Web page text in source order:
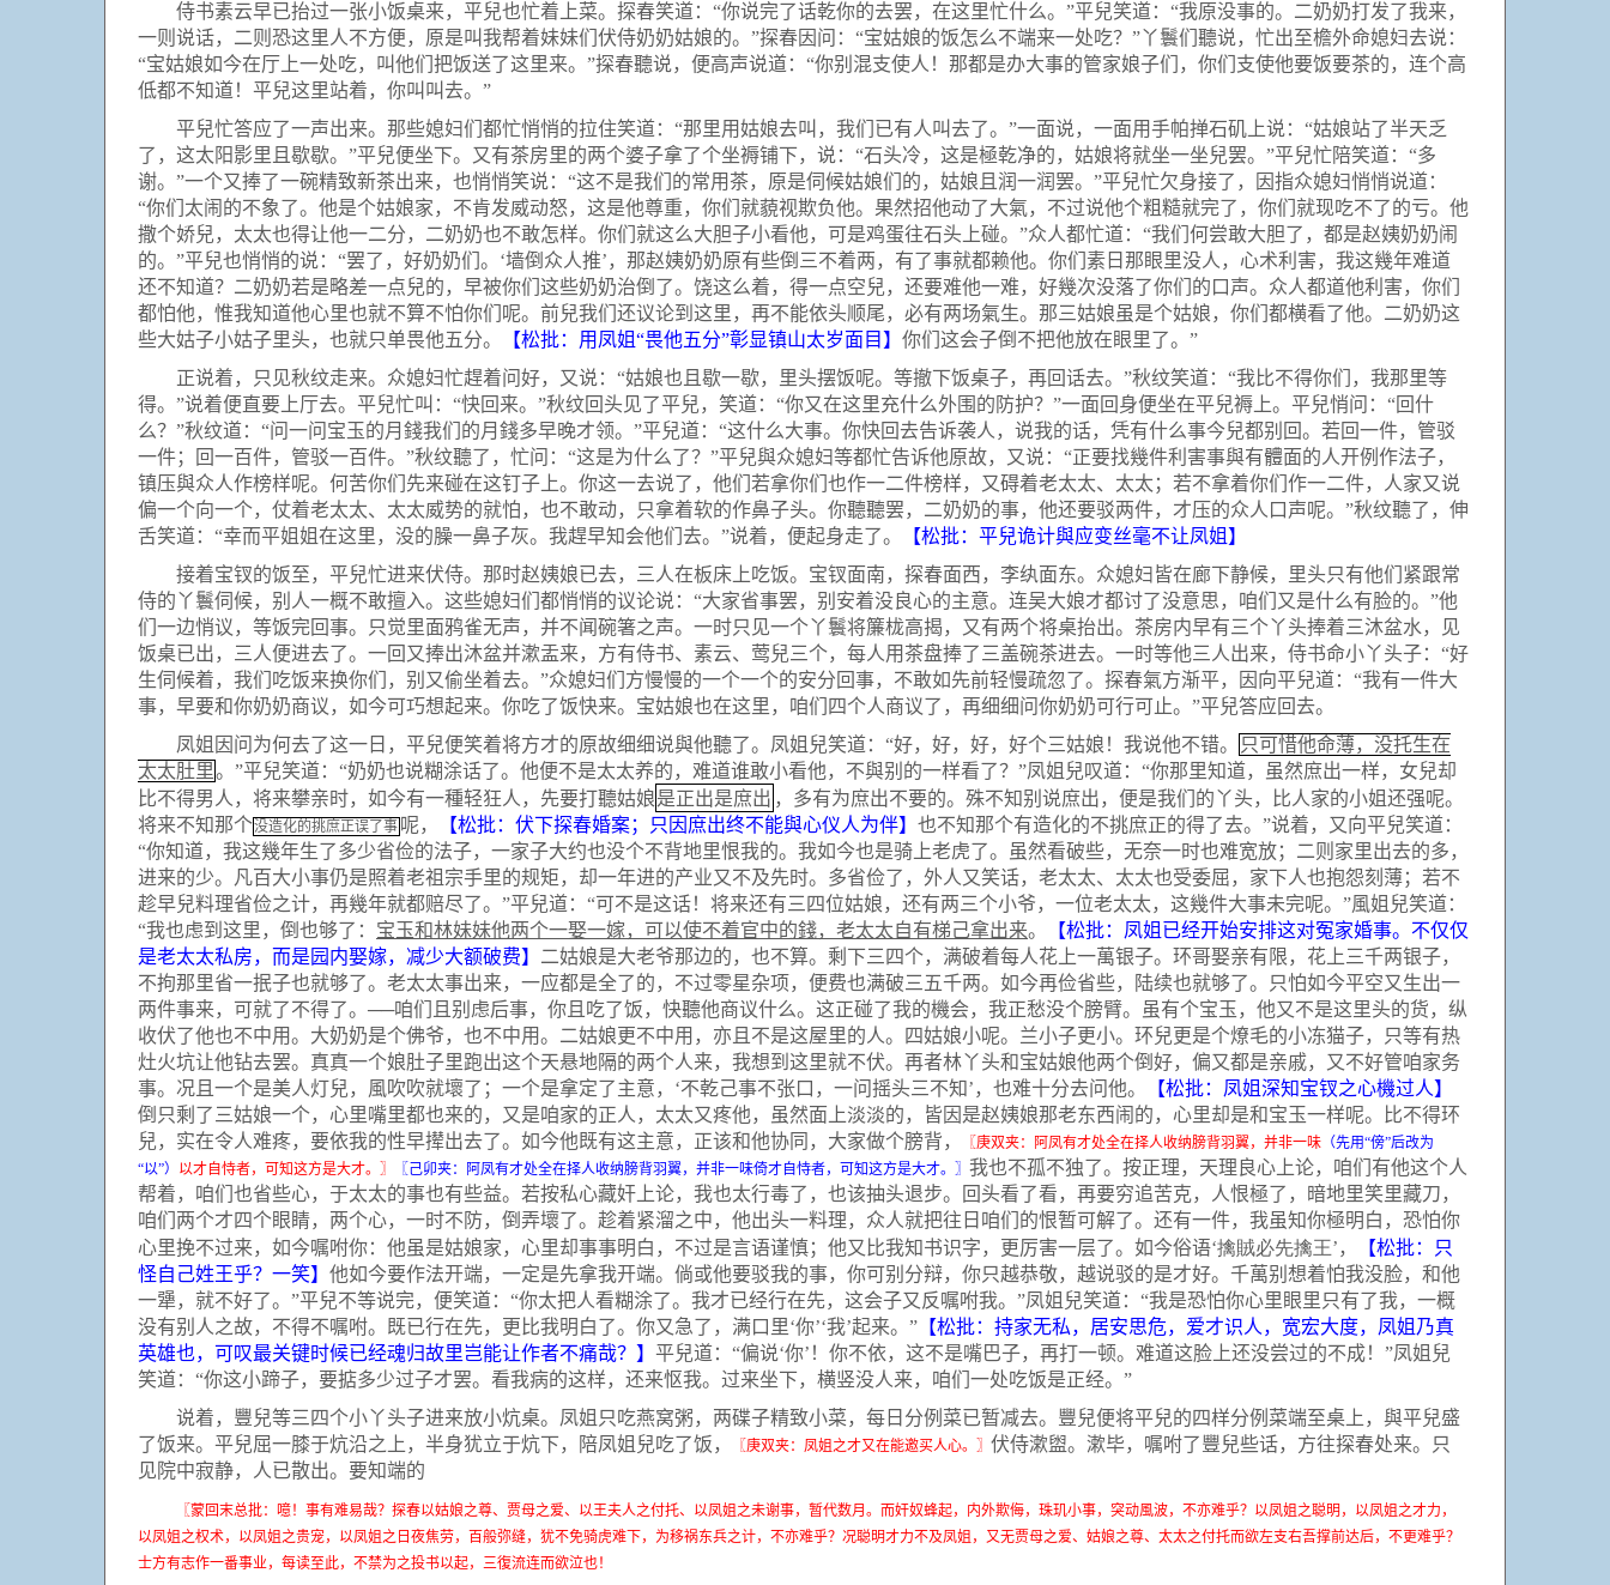
侍书素云早已抬过一张小饭桌来，平兒也忙着上菜。探春笑道：“你说完了话乾你的去罢，在这里忙什么。”平兒笑道：“我原没事的。二奶奶打发了我来，
一则说话，二则恐这里人不方便，原是叫我帮着妹妹们伏侍奶奶姑娘的。”探春因问：“宝姑娘的饭怎么不端来一处吃？”丫鬟们聽说，忙出至檐外命媳妇去说：
“宝姑娘如今在厅上一处吃，叫他们把饭送了这里来。”探春聽说，便高声说道：“你别混支使人！那都是办大事的管家娘子们，你们支使他要饭要茶的，连个高
低都不知道！平兒这里站着，你叫叫去。”
平兒忙答应了一声出来。那些媳妇们都忙悄悄的拉住笑道：“那里用姑娘去叫，我们已有人叫去了。”一面说，一面用手帕掸石矶上说：“姑娘站了半天乏
了，这太阳影里且歇歇。”平兒便坐下。又有茶房里的两个婆子拿了个坐褥铺下，说：“石头冷，这是極乾净的，姑娘将就坐一坐兒罢。”平兒忙陪笑道：“多
谢。”一个又捧了一碗精致新茶出来，也悄悄笑说：“这不是我们的常用茶，原是伺候姑娘们的，姑娘且润一润罢。”平兒忙欠身接了，因指众媳妇悄悄说道：
“你们太闹的不象了。他是个姑娘家，不肯发威动怒，这是他尊重，你们就藐视欺负他。果然招他动了大氣，不过说他个粗糙就完了，你们就现吃不了的亏。他
撒个娇兒，太太也得让他一二分，二奶奶也不敢怎样。你们就这么大胆子小看他，可是鸡蛋往石头上碰。”众人都忙道：“我们何尝敢大胆了，都是赵姨奶奶闹
的。”平兒也悄悄的说：“罢了，好奶奶们。‘墙倒众人推’，那赵姨奶奶原有些倒三不着两，有了事就都赖他。你们素日那眼里没人，心术利害，我这幾年难道
还不知道？二奶奶若是略差一点兒的，早被你们这些奶奶治倒了。饶这么着，得一点空兒，还要难他一难，好幾次没落了你们的口声。众人都道他利害，你们
都怕他，惟我知道他心里也就不算不怕你们呢。前兒我们还议论到这里，再不能依头顺尾，必有两场氣生。那三姑娘虽是个姑娘，你们都横看了他。二奶奶这
些大姑子小姑子里头，也就只单畏他五分。
【松批：用凤姐“畏他五分”彰显镇山太岁面目】 你们这会子倒不把他放在眼里了。”
正说着，只见秋纹走来。众媳妇忙趕着问好，又说：“姑娘也且歇一歇，里头摆饭呢。等撤下饭桌子，再回话去。”秋纹笑道：“我比不得你们，我那里等
得。”说着便直要上厅去。平兒忙叫：“快回来。”秋纹回头见了平兒，笑道：“你又在这里充什么外围的防护？”一面回身便坐在平兒褥上。平兒悄问：“回什
么？”秋纹道：“问一问宝玉的月錢我们的月錢多早晚才领。”平兒道：“这什么大事。你快回去告诉袭人，说我的话，凭有什么事今兒都别回。若回一件，管驳
一件；回一百件，管驳一百件。”秋纹聽了，忙问：“这是为什么了？”平兒與众媳妇等都忙告诉他原故，又说：“正要找幾件利害事與有體面的人开例作法子，
镇压與众人作榜样呢。何苦你们先来碰在这钉子上。你这一去说了，他们若拿你们也作一二件榜样，又碍着老太太、太太；若不拿着你们作一二件，人家又说
偏一个向一个，仗着老太太、太太威势的就怕，也不敢动，只拿着软的作鼻子头。你聽聽罢，二奶奶的事，他还要驳两件，才压的众人口声呢。”秋纹聽了，伸
舌笑道：“幸而平姐姐在这里，没的臊一鼻子灰。我趕早知会他们去。”说着，便起身走了。
【松批：平兒诡计與应变丝毫不让凤姐】
接着宝钗的饭至，平兒忙进来伏侍。那时赵姨娘已去，三人在板床上吃饭。宝钗面南，探春面西，李纨面东。众媳妇皆在廊下静候，里头只有他们紧跟常
侍的丫鬟伺候，别人一概不敢擅入。这些媳妇们都悄悄的议论说：“大家省事罢，别安着没良心的主意。连吴大娘才都讨了没意思，咱们又是什么有脸的。”他
们一边悄议，等饭完回事。只觉里面鸦雀无声，并不闻碗箸之声。一时只见一个丫鬟将簾栊高揭，又有两个将桌抬出。茶房内早有三个丫头捧着三沐盆水，见
饭桌已出，三人便进去了。一回又捧出沐盆并漱盂来，方有侍书、素云、莺兒三个，每人用茶盘捧了三盖碗茶进去。一时等他三人出来，侍书命小丫头子：“好
生伺候着，我们吃饭来换你们，别又偷坐着去。”众媳妇们方慢慢的一个一个的安分回事，不敢如先前轻慢疏忽了。探春氣方渐平，因向平兒道：“我有一件大
事，早要和你奶奶商议，如今可巧想起来。你吃了饭快来。宝姑娘也在这里，咱们四个人商议了，再细细问你奶奶可行可止。”平兒答应回去。
凤姐因问为何去了这一日，平兒便笑着将方才的原故细细说與他聽了。凤姐兒笑道：“好，好，好，好个三姑娘！我说他不错。
只可惜他命薄，没托生在
太太肚里。”平兒笑道：“奶奶也说糊涂话了。他便不是太太养的，难道谁敢小看他，不與别的一样看了？”凤姐兒叹道：“你那里知道，虽然庶出一样，女兒却
比不得男人，将来攀亲时，如今有一種轻狂人，先要打聽姑娘是正出是庶出 ，多有为庶出不要的。殊不知别说庶出，便是我们的丫头，比人家的小姐还强呢。
将来不知那个没造化的挑庶正误了事 呢， 【松批：伏下探春婚案；只因庶出终不能與心仪人为伴】 也不知那个有造化的不挑庶正的得了去。”说着，又向平兒笑道：
“你知道，我这幾年生了多少省俭的法子，一家子大约也没个不背地里恨我的。我如今也是骑上老虎了。虽然看破些，无奈一时也难宽放；二则家里出去的多，
进来的少。凡百大小事仍是照着老祖宗手里的规矩，却一年进的产业又不及先时。多省俭了，外人又笑话，老太太、太太也受委屈，家下人也抱怨刻薄；若不
趁早兒料理省俭之计，再幾年就都赔尽了。”平兒道：“可不是这话！将来还有三四位姑娘，还有两三个小爷，一位老太太，这幾件大事未完呢。”風姐兒笑道：
“我也虑到这里，倒也够了： 宝玉和林妹妹他两个一娶一嫁，可以使不着官中的錢，老太太自有梯己拿出来。
【松批：凤姐已经开始安排这对冤家婚事。不仅仅
是老太太私房，而是园内娶嫁，减少大额破费】 二姑娘是大老爷那边的，也不算。剩下三四个，满破着每人花上一萬银子。环哥娶亲有限，花上三千两银子，
不拘那里省一抿子也就够了。老太太事出来，一应都是全了的，不过零星杂项，便费也满破三五千两。如今再俭省些，陆续也就够了。只怕如今平空又生出一
两件事来，可就了不得了。──咱们且别虑后事，你且吃了饭，快聽他商议什么。这正碰了我的機会，我正愁没个膀臂。虽有个宝玉，他又不是这里头的货，纵
收伏了他也不中用。大奶奶是个佛爷，也不中用。二姑娘更不中用，亦且不是这屋里的人。四姑娘小呢。兰小子更小。环兒更是个燎毛的小冻猫子，只等有热
灶火坑让他钻去罢。真真一个娘肚子里跑出这个天悬地隔的两个人来，我想到这里就不伏。再者林丫头和宝姑娘他两个倒好，偏又都是亲戚，又不好管咱家务
事。况且一个是美人灯兒，風吹吹就壞了；一个是拿定了主意，‘不乾己事不张口，一问摇头三不知’，也难十分去问他。
【松批：凤姐深知宝钗之心機过人】
倒只剩了三姑娘一个，心里嘴里都也来的，又是咱家的正人，太太又疼他，虽然面上淡淡的，皆因是赵姨娘那老东西闹的，心里却是和宝玉一样呢。比不得环
兒，实在令人难疼，要依我的性早撵出去了。如今他既有这主意，正该和他协同，大家做个膀背，
〖庚双夹：阿凤有才处全在择人收纳膀背羽翼，并非一味 （先用“傍”后改为
“以”） 以才自恃者，可知这方是大才。〗 〖己卯夹：阿凤有才处全在择人收纳膀背羽翼，并非一味倚才自恃者，可知这方是大才。〗 我也不孤不独了。按正理，天理良心上论，咱们有他这个人
帮着，咱们也省些心，于太太的事也有些益。若按私心藏奸上论，我也太行毒了，也该抽头退步。回头看了看，再要穷追苦克，人恨極了，暗地里笑里藏刀，
咱们两个才四个眼睛，两个心，一时不防，倒弄壞了。趁着紧溜之中，他出头一料理，众人就把往日咱们的恨暂可解了。还有一件，我虽知你極明白，恐怕你
心里挽不过来，如今嘱咐你：他虽是姑娘家，心里却事事明白，不过是言语谨慎；他又比我知书识字，更厉害一层了。如今俗语‘擒賊必先擒王’，
【松批：只
怪自己姓王乎？一笑】 他如今要作法开端，一定是先拿我开端。倘或他要驳我的事，你可别分辩，你只越恭敬，越说驳的是才好。千萬别想着怕我没脸，和他
一犟，就不好了。”平兒不等说完，便笑道：“你太把人看糊涂了。我才已经行在先，这会子又反嘱咐我。”凤姐兒笑道：“我是恐怕你心里眼里只有了我，一概
没有别人之故，不得不嘱咐。既已行在先，更比我明白了。你又急了，满口里‘你’‘我’起来。” 【松批：持家无私，居安思危，爱才识人，宽宏大度，凤姐乃真
英雄也，可叹最关键时候已经魂归故里岂能让作者不痛哉？】 平兒道：“偏说‘你’！你不依，这不是嘴巴子，再打一顿。难道这脸上还没尝过的不成！”凤姐兒
笑道：“你这小蹄子，要掂多少过子才罢。看我病的这样，还来怄我。过来坐下，横竖没人来，咱们一处吃饭是正经。”
说着，豐兒等三四个小丫头子进来放小炕桌。凤姐只吃燕窝粥，两碟子精致小菜，每日分例菜已暂减去。豐兒便将平兒的四样分例菜端至桌上，與平兒盛
了饭来。平兒屈一膝于炕沿之上，半身犹立于炕下，陪凤姐兒吃了饭，
〖庚双夹：凤姐之才又在能邀买人心。〗 伏侍漱盥。漱毕，嘱咐了豐兒些话，方往探春处来。只
见院中寂静，人已散出。要知端的
〖蒙回末总批：噫！事有难易哉？探春以姑娘之尊、贾母之爱、以王夫人之付托、以凤姐之未谢事，暂代数月。而奸奴蜂起，内外欺侮，珠玑小事，突动風波，不亦难乎？以凤姐之聪明，以凤姐之才力，
以凤姐之权术，以凤姐之贵宠，以凤姐之日夜焦劳，百般弥缝，犹不免骑虎难下，为移祸东兵之计，不亦难乎？况聪明才力不及凤姐，又无贾母之爱、姑娘之尊、太太之付托而欲左支右吾撑前达后，不更难乎？
士方有志作一番事业，每读至此，不禁为之投书以起，三復流连而欲泣也！